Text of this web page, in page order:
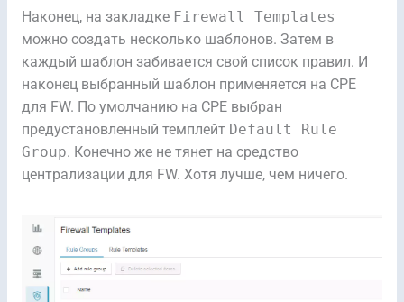
Наконец, на закладке Firewall Templates
можно создать несколько шаблонов. Затем в
каждый шаблон забивается свой список правил. И
наконец выбранный шаблон применяется на CPE
для FW. По умолчанию на CPE выбран
предустановленный темплейт Default Rule
Group. Конечно же не тянет на средство
централизации для FW. Хотя лучше, чем ничего.